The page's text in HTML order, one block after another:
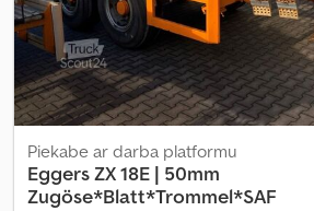
Piekabe ar darba platformu
EggersZX 18E | 50mm
Zugöse*Blatt*Trommel*SAF